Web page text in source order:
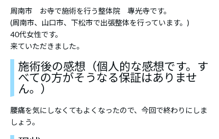
周南市 お寺で施術を行う整体院 專光寺です。
(周南市、山口市、下松市で出張整体を行っています。)
40代女性です。
来ていただきました。
施術後の感想（個人的な感想です。す
べての方がそうなる保証はありませ
ん。）
腰痛を気にしなくてもよくなったので、今回で終わりにしま
しょう。